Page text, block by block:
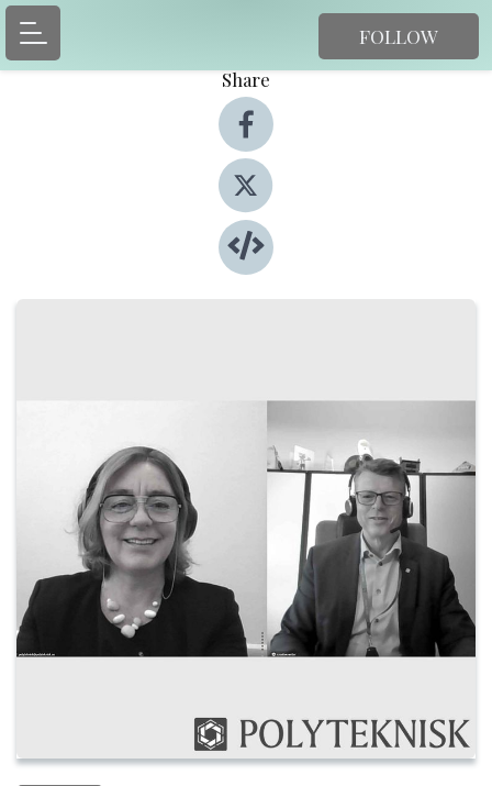
FOLLOW
Share